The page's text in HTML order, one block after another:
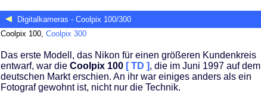
Digitalkameras - Coolpix 100/300
Coolpix 100, Coolpix 300
Das erste Modell, das Nikon für einen größeren Kundenkreis
entwarf, war die Coolpix 100 [ TD ], die im Juni 1997 auf dem
deutschen Markt erschien. An ihr war einiges anders als ein
Fotograf gewohnt ist, nicht nur die Technik.